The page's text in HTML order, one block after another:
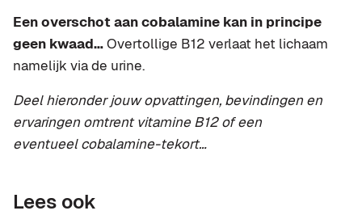
Een overschot aan cobalamine kan in principe
geen kwaad…Overtollige B12 verlaat het lichaam
namelijk via de urine.
Deel hieronder jouw opvattingen, bevindingen en
ervaringen omtrent vitamine B12 of een
eventueel cobalamine-tekort…
Lees ook